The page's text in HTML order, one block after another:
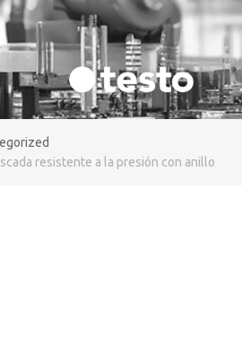
resistente a la presión con anillo